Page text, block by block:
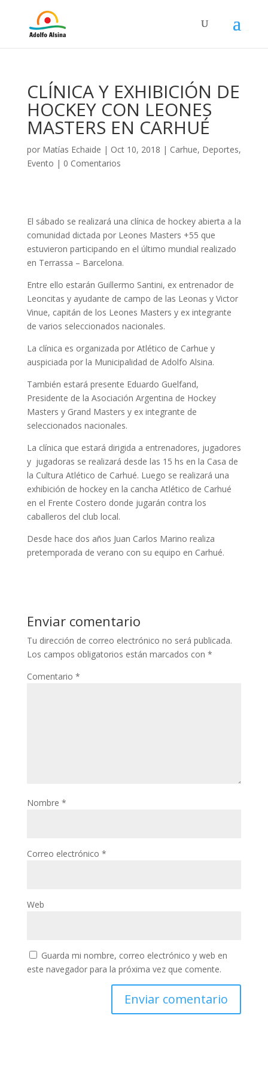
CLÍNICA Y EXHIBICIÓN DE
HOCKEY CON LEONES
MASTERS EN CARHUÉ
por Matías Echaide | Oct 10, 2018 | Carhue, Deportes,
Evento | 0 Comentarios
El sábado se realizará una clínica de hockey abierta a la
comunidad dictada por Leones Masters +55 que
estuvieron participando en el último mundial realizado
en Terrassa – Barcelona.
Entre ello estarán Guillermo Santini, ex entrenador de
Leoncitas y ayudante de campo de las Leonas y Victor
Vinue, capitán de los Leones Masters y ex integrante
de varios seleccionados nacionales.
La clínica es organizada por Atlético de Carhue y
auspiciada por la Municipalidad de Adolfo Alsina.
También estará presente Eduardo Guelfand,
Presidente de la Asociación Argentina de Hockey
Masters y Grand Masters y ex integrante de
seleccionados nacionales.
La clínica que estará dirigida a entrenadores, jugadores
y jugadoras se realizará desde las 15 hs en la Casa de
la Cultura Atlético de Carhué. Luego se realizará una
exhibición de hockey en la cancha Atlético de Carhué
en el Frente Costero donde jugarán contra los
caballeros del club local.
Desde hace dos años Juan Carlos Marino realiza
pretemporada de verano con su equipo en Carhué.
Enviar comentario
Tu dirección de correo electrónico no será publicada.
Los campos obligatorios están marcados con *
Comentario *
Nombre *
Correo electrónico *
Web
Guarda mi nombre, correo electrónico y web en
este navegador para la próxima vez que comente.